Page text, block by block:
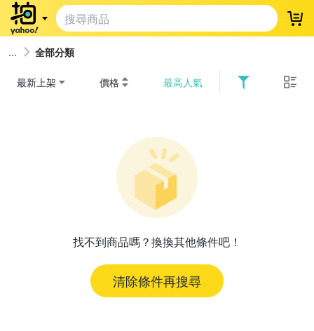
登
全部分類
最新上架 價格 最高人氣
找不到商品嗎？換換其他條件吧！
清除條件再搜尋